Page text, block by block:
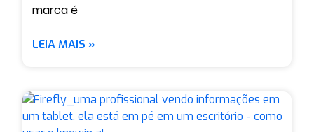
marca é
LEIA MAIS »